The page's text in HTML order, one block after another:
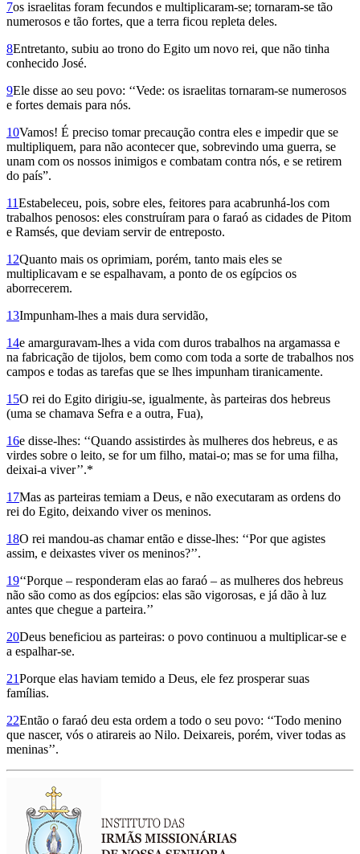
7os israelitas foram fecundos e multiplicaram-se; tornaram-se tão
numerosos e tão fortes, que a terra ficou repleta deles.
8Entretanto, subiu ao trono do Egito um novo rei, que não tinha
conhecido José.
9Ele disse ao seu povo: ‘‘Vede: os israelitas tornaram-se numerosos
e fortes demais para nós.
10Vamos! É preciso tomar precaução contra eles e impedir que se
multipliquem, para não acontecer que, sobrevindo uma guerra, se
unam com os nossos inimigos e combatam contra nós, e se retirem
do país”.
11Estabeleceu, pois, sobre eles, feitores para acabrunhá-los com
trabalhos penosos: eles cons­truíram para o faraó as cidades de Pitom
e Ramsés, que deviam servir de entreposto.
12Quanto mais os oprimiam, porém, tanto mais eles se
multiplicavam e se espalhavam, a ponto de os egípcios os
aborrecerem.
13Impunham-lhes a mais dura servidão,
14e amarguravam-lhes a vida com duros traba­lhos na argamassa e
na fabricação de tijolos, bem como com toda a sorte de trabalhos nos
campos e todas as tarefas que se lhes impunham tiranicamente.
15O rei do Egito dirigiu-se, igualmente, às parteiras dos hebreus
(uma se chamava Sefra e a outra, Fua),
16e disse-lhes: ‘‘Quando assistirdes às mulheres dos hebreus, e as
virdes sobre o leito, se for um filho, matai-o; mas se for uma filha,
dei­xai-a viver’’.*
17Mas as parteiras temiam a Deus, e não executaram as ordens do
rei do Egito, deixando viver os meninos.
18O rei mandou-as chamar então e disse-lhes: ‘‘Por que agistes
assim, e deixastes viver os meninos?’’.
19‘‘Porque – responderam elas ao faraó – as mulheres dos hebreus
não são como as dos egípcios: elas são vigorosas, e já dão à luz
antes que chegue a parteira.’’
20Deus beneficiou as parteiras: o povo continuou a multiplicar-se e
a espa­lhar-se.
21Porque elas haviam temido a Deus, ele fez prosperar suas
famílias.
22Então o faraó deu esta ordem a todo o seu povo: ‘‘Todo menino
que nascer, vós o atirareis ao Nilo. Deixareis, porém, viver todas as
meninas’’.